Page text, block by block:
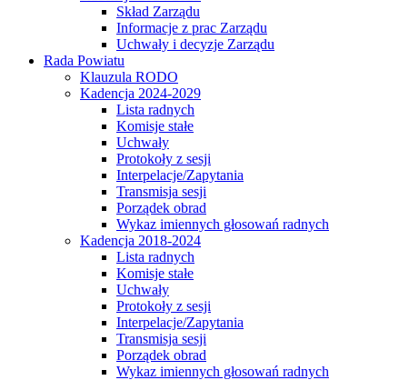
Skład Zarządu
Informacje z prac Zarządu
Uchwały i decyzje Zarządu
Rada Powiatu
Klauzula RODO
Kadencja 2024-2029
Lista radnych
Komisje stałe
Uchwały
Protokoły z sesji
Interpelacje/Zapytania
Transmisja sesji
Porządek obrad
Wykaz imiennych głosowań radnych
Kadencja 2018-2024
Lista radnych
Komisje stałe
Uchwały
Protokoły z sesji
Interpelacje/Zapytania
Transmisja sesji
Porządek obrad
Wykaz imiennych głosowań radnych